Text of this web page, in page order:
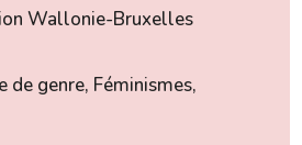
Wallonie-Bruxelles
de genre, Féminismes,